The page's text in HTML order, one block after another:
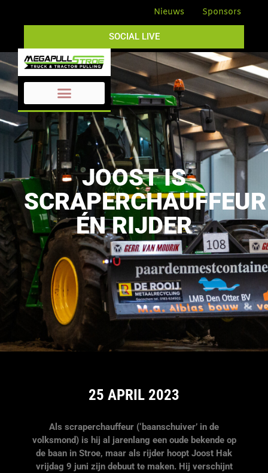
Nieuws Sponsors
SOCIAL LIVE
JOOST IS
SCRAPERCHAUFFEUR
ÉN RIJDER
25 APRIL 2023
Als scraperchauffeur (‘baanschuiver’ in de
volksmond) is hij al jarenlang een oude bekende op
de baan in Stroe, maar als rijder hoopt Joost Hak
vrijdag 9 juni zijn debuut te maken. Hij verschijnt